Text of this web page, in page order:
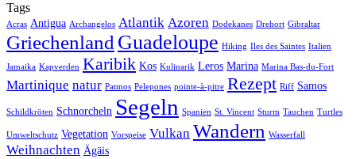
Tags
Acras Antigua Archangelos Atlantik Azoren Dodekanes Drehort Gibraltar
Griechenland Guadeloupe Hiking Iles des Saintes Italien
Jamaika Kapverden Karibik Kos Kulinarik Leros Marina Marina Bas-du-Fort
Martinique natur Patmos Pelepones pointe-à-pitre Rezept Riff Samos
Schildkröten Schnorcheln Segeln Spanien St. Vincent Sturm Tauchen Turtles
Umweltschutz Vegetation Vorspeise Vulkan Wandern Wasserfall
Weihnachten Ägäis